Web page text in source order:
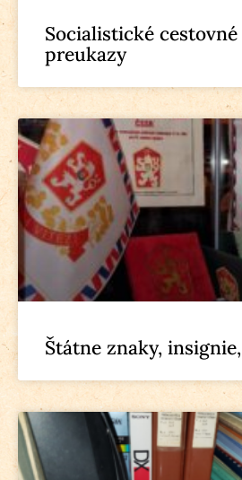
Socialistické
preukazy
Štátne znaky,